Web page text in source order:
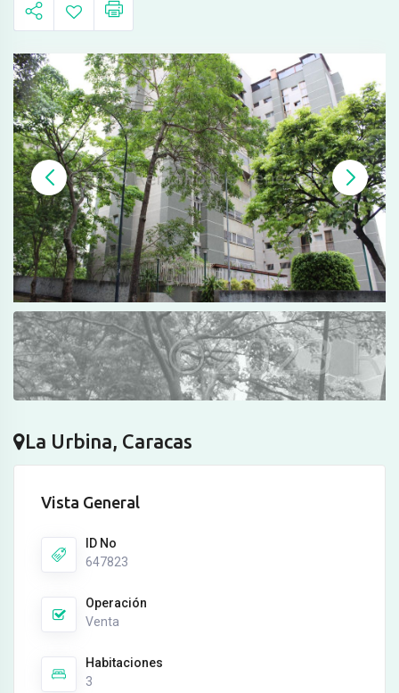
La Urbina, Caracas
Vista General
ID No
647823
Operación
Venta
Habitaciones
3